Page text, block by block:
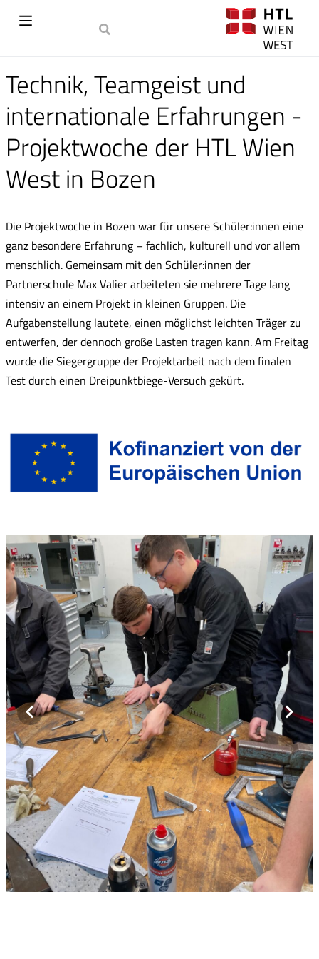
Technik, Teamgeist und
internationale Erfahrungen -
Projektwoche der HTL Wien
West in Bozen
Die Projektwoche in Bozen war für unsere Schüler:innen eine
ganz besondere Erfahrung – fachlich, kulturell und vor allem
menschlich. Gemeinsam mit den Schüler:innen der
Partnerschule Max Valier arbeiteten sie mehrere Tage lang
intensiv an einem Projekt in kleinen Gruppen. Die
Aufgabenstellung lautete, einen möglichst leichten Träger zu
entwerfen, der dennoch große Lasten tragen kann. Am Freitag
wurde die Siegergruppe der Projektarbeit nach dem finalen
Test durch einen Dreipunktbiege-Versuch gekürt.